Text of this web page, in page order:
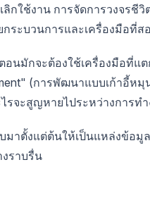
กใช้งาน การจัดการวงจร
ระบวนการและเครื่องมือที่ส
นมักจะต้องใช้เครื่องมือที่แต
(การพัฒนาแบบเก้าอี้ห
รจะสูญหายไประหว่างการท
มาตั้งแต่ต้นให้เป็นแหล่งข้อมู
ราบรื่น